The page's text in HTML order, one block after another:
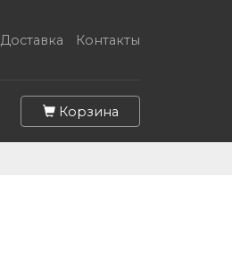
Доставка Контакты
Корзина